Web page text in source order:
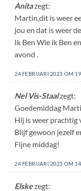
Anitazegt:
Martin,dit is weer
jou en dat is weer
Ik Ben Wie ik Ben
avond .
24 FEBRUARI 2023 OM
Nel Vis-Staalzegt:
Goedemiddag
Hij is weer prachtig
Blijf gewoon jezelf
Fijne middag!
24 FEBRUARI 2023 OM
Elskezegt: